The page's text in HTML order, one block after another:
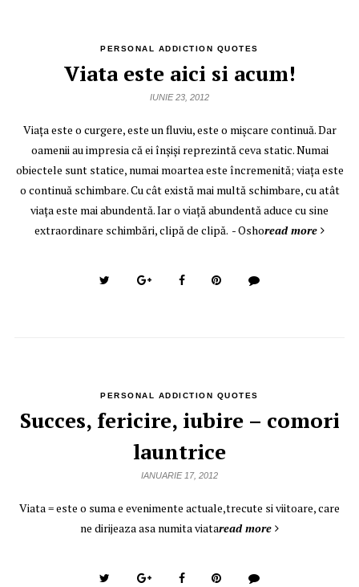
PERSONAL ADDICTION QUOTES
Viata este aici si acum!
IUNIE 23, 2012
Viaţa este o curgere, este un fluviu, este o mişcare continuă. Dar
oamenii au impresia că ei înşişi reprezintă ceva static. Numai
obiectele sunt statice, numai moartea este încremenită; viaţa este
o continuă schimbare. Cu cât există mai multă schimbare, cu atât
viaţa este mai abundentă. Iar o viaţă abundentă aduce cu sine
extraordinare schimbări, clipă de clipă. - Oshoread more
PERSONAL ADDICTION QUOTES
Succes, fericire, iubire – comori
launtrice
IANUARIE 17, 2012
Viata = este o suma e evenimente actuale,trecute si viitoare, care
ne dirijeaza asa numita viataread more